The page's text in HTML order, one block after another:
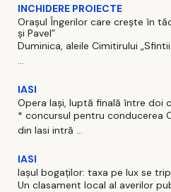
INCHIDERE PROIECTE
Orașul Îngerilor care crește în
și Pavel”
Duminica, aleile Cimitirului
...
IASI
Opera Iași, luptă finală între doi
* concursul pentru conducerea
din Iasi intră ...
IASI
Iașul bogaților: taxa pe lux se
Un clasament local al averilor